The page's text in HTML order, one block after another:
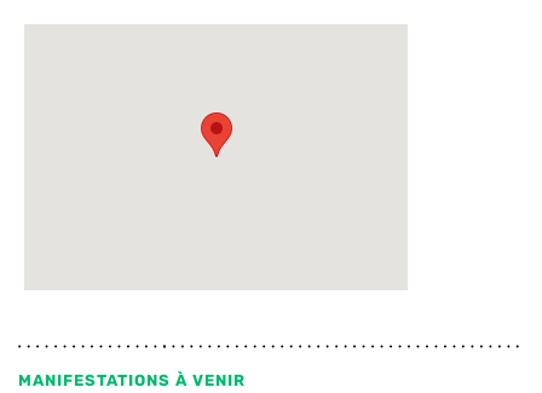
MANIFESTATIONS À VENIR